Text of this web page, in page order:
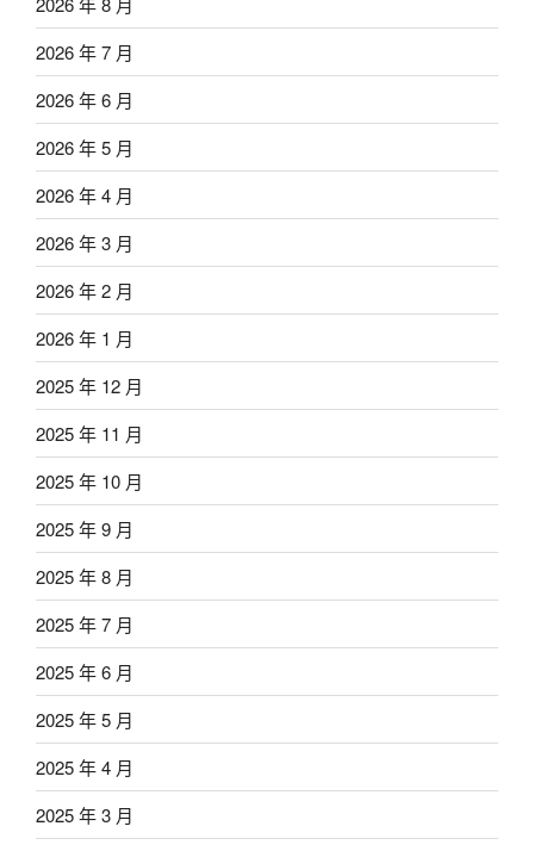
2026 年 7 月
2026 年 6 月
2026 年 5 月
2026 年 4 月
2026 年 3 月
2026 年 2 月
2026 年 1 月
2025 年 12 月
2025 年 11 月
2025 年 10 月
2025 年 9 月
2025 年 8 月
2025 年 7 月
2025 年 6 月
2025 年 5 月
2025 年 4 月
2025 年 3 月